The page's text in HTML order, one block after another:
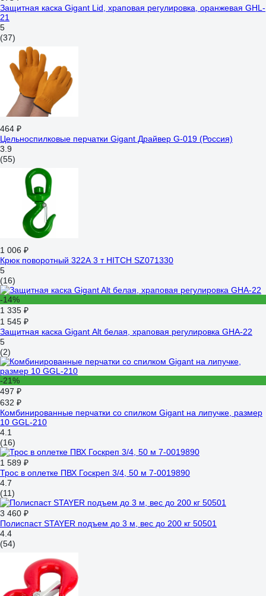
Защитная каска Gigant Lid, храповая регулировка, оранжевая GHL-
21
5
(37)
464 ₽
Цельноспилковые перчатки Gigant Драйвер G-019 (Россия)
3.9
(55)
1 006 ₽
Крюк поворотный 322А 3 т HITCH SZ071330
5
(16)
-14%
1 335 ₽
1 545 ₽
Защитная каска Gigant Alt белая, храповая регулировка GHA-22
5
(2)
-21%
497 ₽
632 ₽
Комбинированные перчатки со спилком Gigant на липучке, размер
10 GGL-210
4.1
(16)
1 589 ₽
Трос в оплетке ПВХ Госкреп 3/4, 50 м 7-0019890
4.7
(11)
3 460 ₽
Полиспаст STAYER подъем до 3 м, вес до 200 кг 50501
4.4
(54)